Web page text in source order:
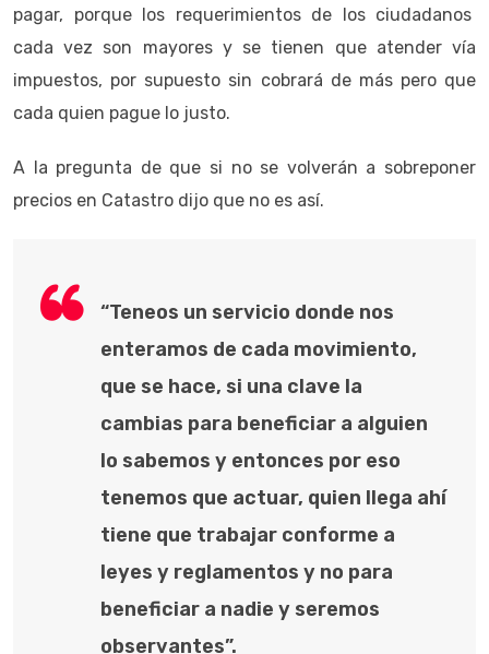
pagar, porque los requerimientos de los ciudadanos
cada vez son mayores y se tienen que atender vía
impuestos, por supuesto sin cobrará de más pero que
cada quien pague lo justo.
A la pregunta de que si no se volverán a sobreponer
precios en Catastro dijo que no es así.
“Teneos un servicio donde nos
enteramos de cada movimiento,
que se hace, si una clave la
cambias para beneficiar a alguien
lo sabemos y entonces por eso
tenemos que actuar, quien llega ahí
tiene que trabajar conforme a
leyes y reglamentos y no para
beneficiar a nadie y seremos
observantes”.